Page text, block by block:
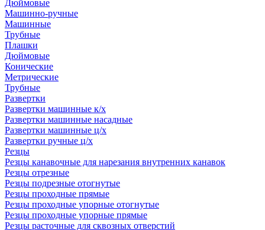
Дюймовые
Машинно-ручные
Машинные
Трубные
Плашки
Дюймовые
Конические
Метрические
Трубные
Развертки
Развертки машинные к/х
Развертки машинные насадные
Развертки машинные ц/х
Развертки ручные ц/х
Резцы
Резцы канавочные для нарезания внутренних канавок
Резцы отрезные
Резцы подрезные отогнутые
Резцы проходные прямые
Резцы проходные упорные отогнутые
Резцы проходные упорные прямые
Резцы расточные для сквозных отверстий